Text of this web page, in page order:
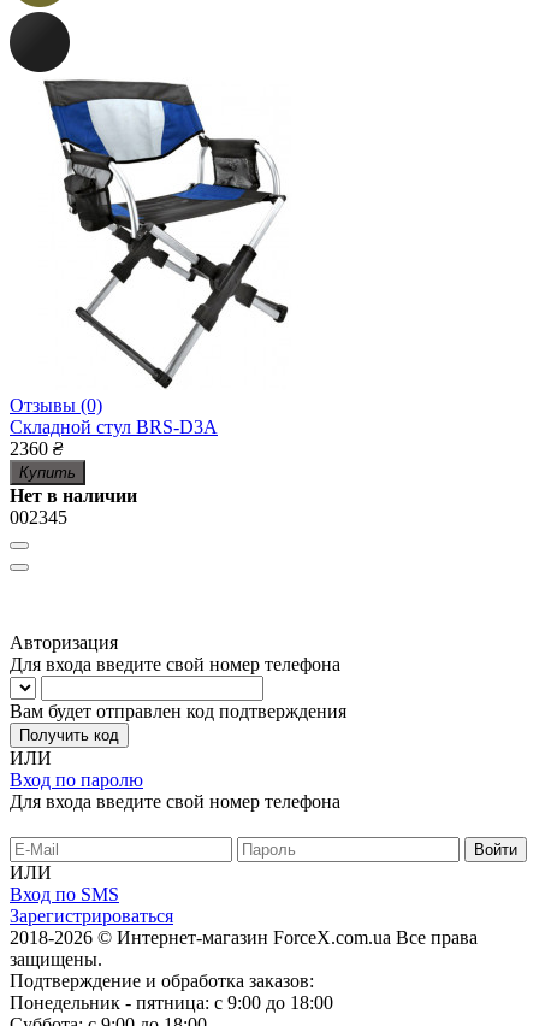
Отзывы (0)
Складной стул BRS-D3A
2360 ₴
Купить
Нет в наличии
002345
Авторизация
Для входа введите свой номер телефона
Вам будет отправлен код подтверждения
Получить код
ИЛИ
Вход по паролю
Для входа введите свой номер телефона
ИЛИ
Вход по SMS
Зарегистрироваться
2018-2026 © Интернет-магазин ForceX.com.ua Все права
защищены.
Подтверждение и обработка заказов:
Понедельник - пятница: с 9:00 до 18:00